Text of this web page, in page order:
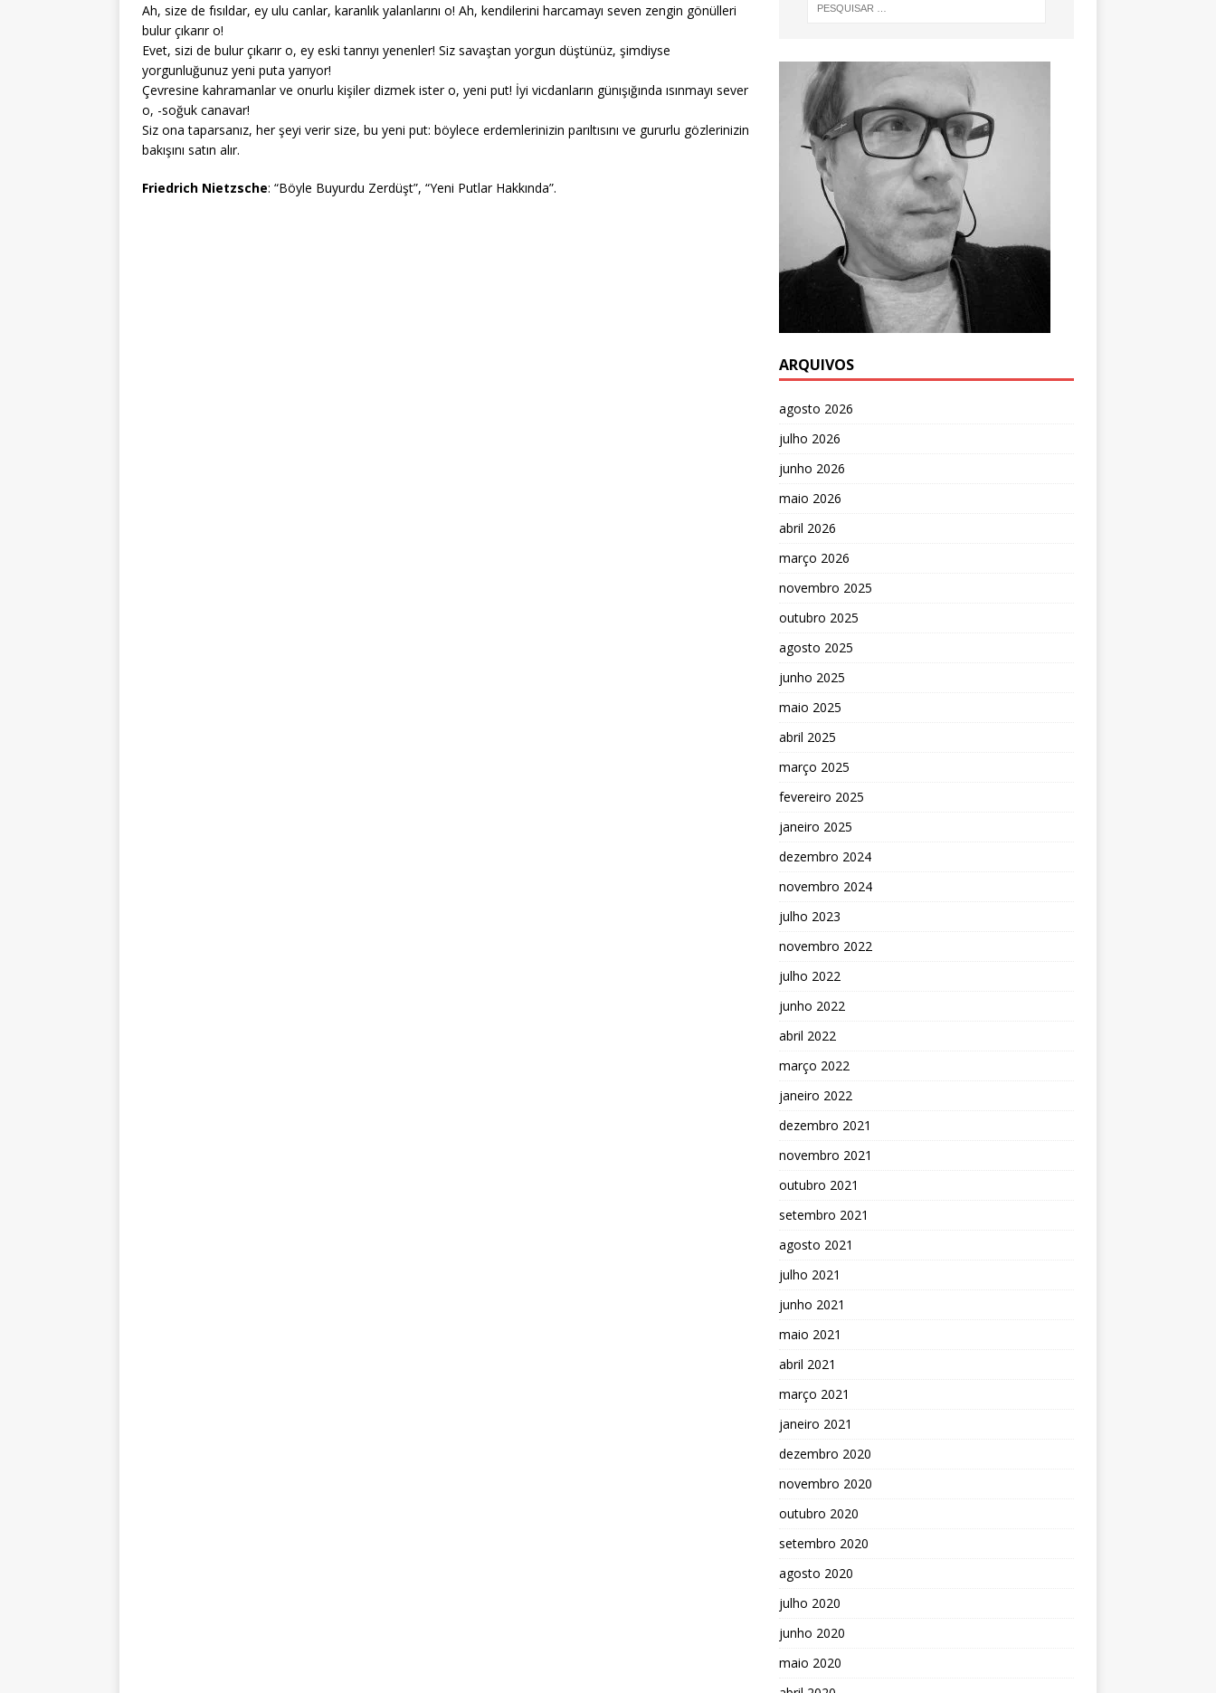
Ah, size de fısıldar, ey ulu canlar, karanlık yalanlarını o! Ah, kendilerini harcamayı seven zengin gönülleri
bulur çıkarır o!
Evet, sizi de bulur çıkarır o, ey eski tanrıyı yenenler! Siz savaştan yorgun düştünüz, şimdiyse
yorgunluğunuz yeni puta yarıyor!
Çevresine kahramanlar ve onurlu kişiler dizmek ister o, yeni put! İyi vicdanların günışığında ısınmayı sever
o, -soğuk canavar!
Siz ona taparsanız, her şeyi verir size, bu yeni put: böylece erdemlerinizin parıltısını ve gururlu gözlerinizin
bakışını satın alır.
Friedrich Nietzsche: “Böyle Buyurdu Zerdüşt”, “Yeni Putlar Hakkında”.
ARQUIVOS
agosto 2026
julho 2026
junho 2026
maio 2026
abril 2026
março 2026
novembro 2025
outubro 2025
agosto 2025
junho 2025
maio 2025
abril 2025
março 2025
fevereiro 2025
janeiro 2025
dezembro 2024
novembro 2024
julho 2023
novembro 2022
julho 2022
junho 2022
abril 2022
março 2022
janeiro 2022
dezembro 2021
novembro 2021
outubro 2021
setembro 2021
agosto 2021
julho 2021
junho 2021
maio 2021
abril 2021
março 2021
janeiro 2021
dezembro 2020
novembro 2020
outubro 2020
setembro 2020
agosto 2020
julho 2020
junho 2020
maio 2020